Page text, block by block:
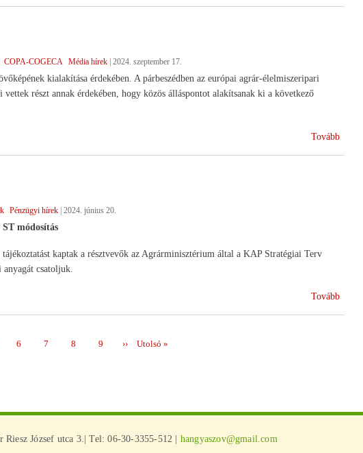
COPA-COGECA Média hírek 2024. szeptember 17.
kialakítása érdekében. A párbeszédben az európai agrár-élelmiszeripari
részt annak érdekében, hogy közös álláspontot alakítsanak ki a következő
Tovább
Pénzügyi hírek | 2024. június 20.
módosítás
kaptak a résztvevők az Agrárminisztérium által a KAP Stratégiai Terv
csatoljuk.
Tovább
Page
6 Page
7 Page
8 Page
9
Következő
››
Utolsó
Utolsó »
József utca 3.| Tel: 06-30-3355-512 | hangyaszov@gmail.com